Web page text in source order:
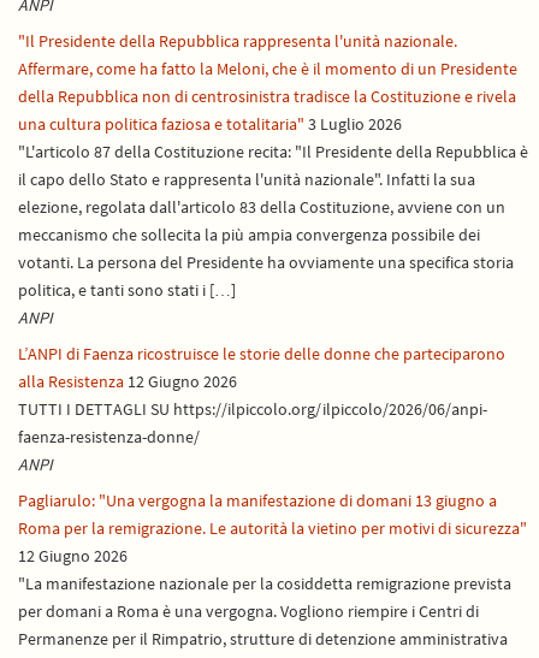
ANPI
"Il Presidente della Repubblica rappresenta l'unità nazionale.
Affermare, come ha fatto la Meloni, che è il momento di un Presidente
della Repubblica non di centrosinistra tradisce la Costituzione e rivela
una cultura politica faziosa e totalitaria" 3 Luglio 2026
"L'articolo 87 della Costituzione recita: "Il Presidente della Repubblica è
il capo dello Stato e rappresenta l'unità nazionale". Infatti la sua
elezione, regolata dall'articolo 83 della Costituzione, avviene con un
meccanismo che sollecita la più ampia convergenza possibile dei
votanti. La persona del Presidente ha ovviamente una specifica storia
politica, e tanti sono stati i […]
ANPI
L’ANPI di Faenza ricostruisce le storie delle donne che parteciparono
alla Resistenza 12 Giugno 2026
TUTTI I DETTAGLI SU https://ilpiccolo.org/ilpiccolo/2026/06/anpi-
faenza-resistenza-donne/
ANPI
Pagliarulo: "Una vergogna la manifestazione di domani 13 giugno a
Roma per la remigrazione. Le autorità la vietino per motivi di sicurezza"
12 Giugno 2026
"La manifestazione nazionale per la cosiddetta remigrazione prevista
per domani a Roma è una vergogna. Vogliono riempire i Centri di
Permanenze per il Rimpatrio, strutture di detenzione amministrativa